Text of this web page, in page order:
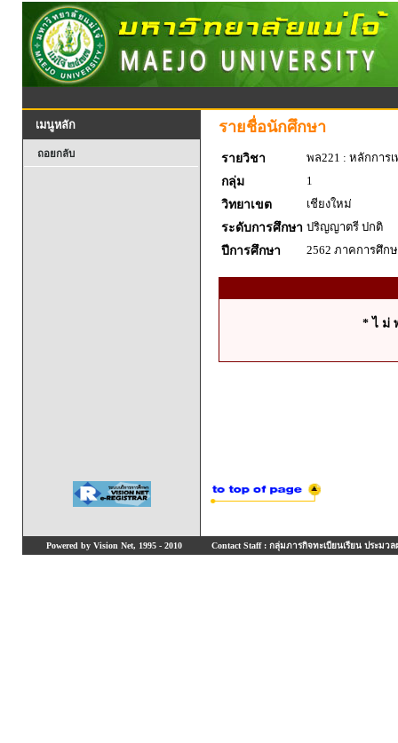
เมนูหลัก
ถอยกลับ
รายชื่อนักศึกษา
รายวิชา
พล221 : หลักการ
กลุ่ม
1
วิทยาเขต
เชียงใหม่
ระดับการศึกษา ปริญญาตรี ปกติ
ปีการศึกษา
2562 ภาคการศึก
* ไ ม่
Powered by Vision Net, 1995 - 2010 Contact Staff : กลุ่มภารกิจทะเบียนเรียน ประมวล